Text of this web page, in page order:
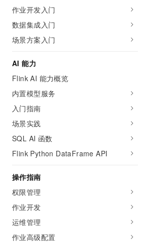
作业开发入门
数据集成入门
场景方案入门
AI 能力
Flink AI 能力概览
内置模型服务
入门指南
场景实践
SQL AI 函数
Flink Python DataFrame API
操作指南
权限管理
作业开发
运维管理
作业高级配置
网络与CDN
安全
数据库
大数据计算
媒体服务
企业服务与云通信
域名与网站
终端用户计算
Serverless
迁移与运维管理
安全
网络
上云与迁云
企业出海
政企业务